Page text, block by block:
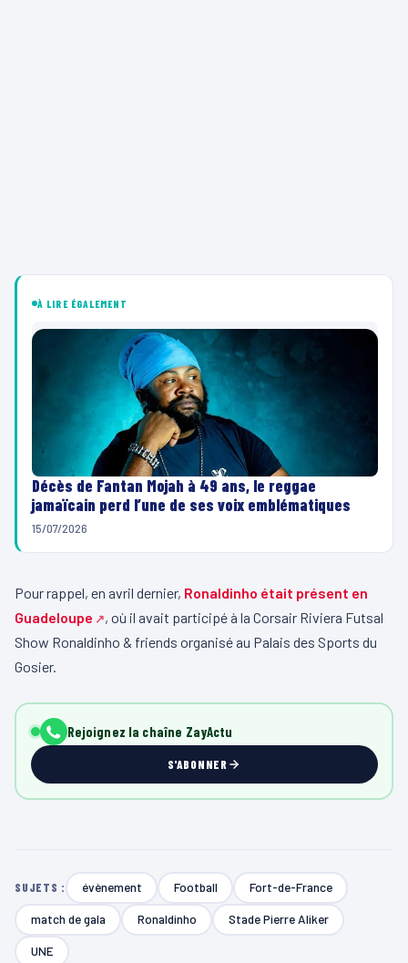
À LIRE ÉGALEMENT
Décès de Fantan Mojah à 49 ans, le reggae
jamaïcain perd l’une de ses voix emblématiques
15/07/2026
Pour rappel, en avril dernier, Ronaldinho était présent en
Guadeloupe
, où il avait participé à la Corsair Riviera Futsal
Show Ronaldinho & friends organisé au Palais des Sports du
Gosier.
Rejoignez la chaîne ZayActu
S'ABONNER
SUJETS : évènement Football Fort-de-France
match de gala Ronaldinho Stade Pierre Aliker
UNE